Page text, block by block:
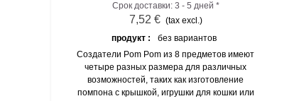
Срок доставки: 3 - 5 дней *
7,52 € (tax excl.)
продукт :
без вариантов
Создатели Pom Pom из 8 предметов имеют
четыре разных размера для различных
возможностей, таких как изготовление
помпона с крышкой, игрушки для кошки или